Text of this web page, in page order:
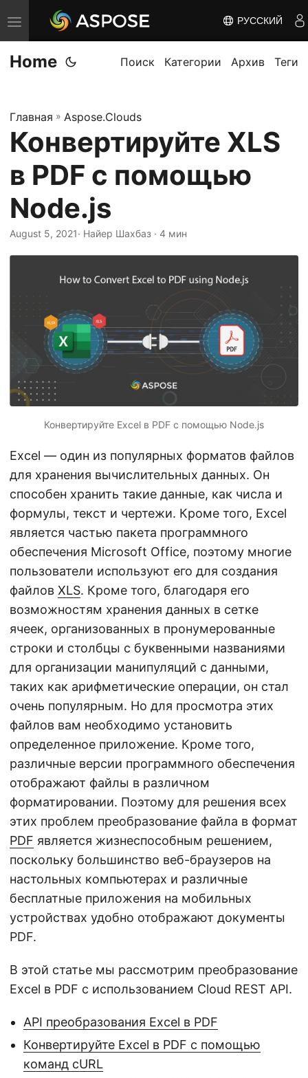
П
е
р
л
ю
и
т
ь
н
а
ю
РУССКИЙ
Home Поиск Категории Архив Теги
Главная » Aspose.Clouds
Конвертируйте XLS
в PDF с помощью
Node.js
August 5, 2021· Найер Шахбаз · 4 мин
Конвертируйте Excel в PDF с помощью Node.js
Excel — один из популярных форматов файлов
для хранения вычислительных данных. Он
способен хранить такие данные, как числа и
формулы, текст и чертежи. Кроме того, Excel
является частью пакета программного
обеспечения Microsoft Office, поэтому многие
пользователи используют его для создания
файлов XLS. Кроме того, благодаря его
возможностям хранения данных в сетке
ячеек, организованных в пронумерованные
строки и столбцы с буквенными названиями
для организации манипуляций с данными,
таких как арифметические операции, он стал
очень популярным. Но для просмотра этих
файлов вам необходимо установить
определенное приложение. Кроме того,
различные версии программного обеспечения
отображают файлы в различном
форматировании. Поэтому для решения всех
этих проблем преобразование файла в формат
PDF является жизнеспособным решением,
поскольку большинство веб-браузеров на
настольных компьютерах и различные
бесплатные приложения на мобильных
устройствах удобно отображают документы
PDF.
В этой статье мы рассмотрим преобразование
Excel в PDF с использованием Cloud REST API.
API преобразования Excel в PDF
Конвертируйте Excel в PDF с помощью
команд cURL